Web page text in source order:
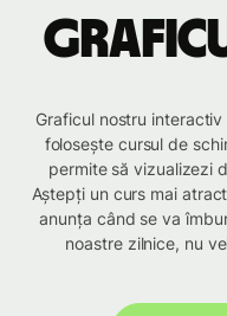
Graficul nostru interactiv
folosește cursul de
permite să vizualizezi
Aștepți un curs mai
anunța când se va
noastre zilnice, nu